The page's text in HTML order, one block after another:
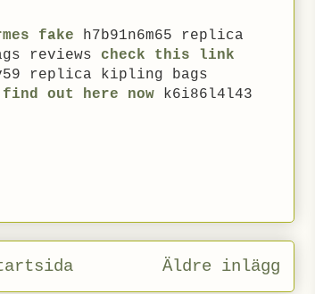
fake h7b91n6m65 replica
reviews check this link
replica kipling bags
find out here now k6i86l4l43
Äldre inlägg